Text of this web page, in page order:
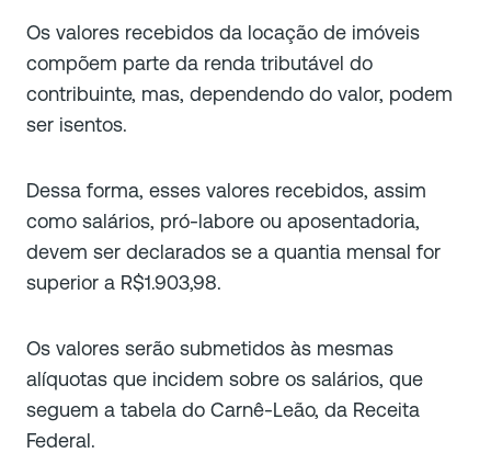
Os valores recebidos da locação de imóveis
compõem parte da renda tributável do
contribuinte, mas, dependendo do valor, podem
ser isentos.
Dessa forma, esses valores recebidos, assim
como salários, pró-labore ou aposentadoria,
devem ser declarados se a quantia mensal for
superior a R$1.903,98.
Os valores serão submetidos às mesmas
alíquotas que incidem sobre os salários, que
seguem a tabela do Carnê-Leão, da Receita
Federal.